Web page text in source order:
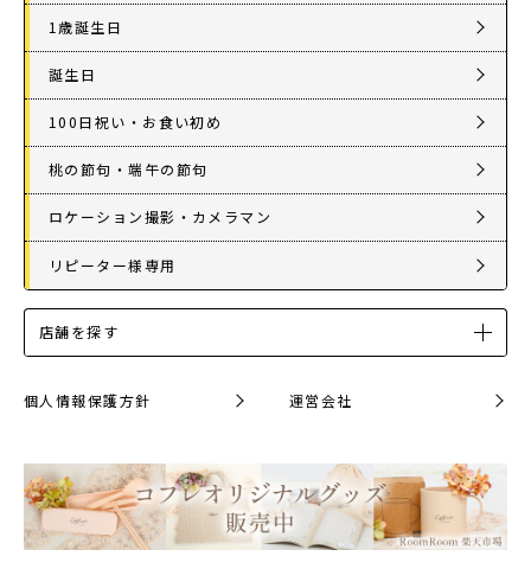
1歳誕生日
誕生日
100日祝い・お食い初め
桃の節句・端午の節句
ロケーション撮影・カメラマン
リピーター様専用
店舗を探す
個人情報保護方針 運営会社